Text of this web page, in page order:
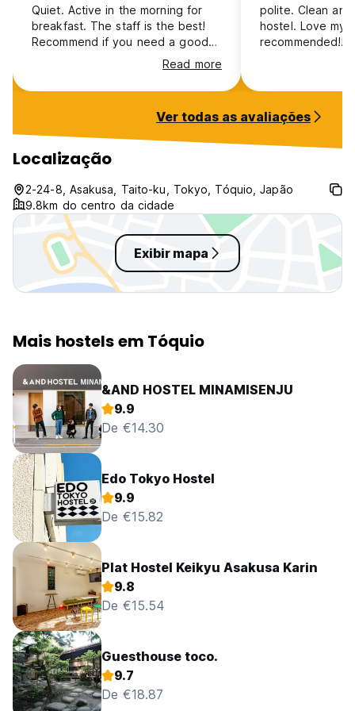
Quiet. Active in the morning for
breakfast. The staff is the best!
Recommend if you need a good
clean place, especially as aRead more
polite. Clean
hostel. Love my
recommended!!!
Ver todas as avaliações
Localização
2-24-8, Asakusa, Taito-ku, Tokyo, Tóquio, Japão
9.8km do centro da cidade
Exibir mapa
Mais hostels em Tóquio
&AND HOSTEL MINAMISENJU
9.9
De €14.30
Edo Tokyo Hostel
9.9
De €15.82
Plat Hostel Keikyu Asakusa Karin
9.8
De €15.54
Guesthouse toco.
9.7
De €18.87